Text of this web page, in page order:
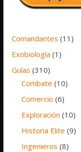
Comandantes (11)
Exobiología (1)
Guías (310)
Combate (10)
Comercio (6)
Exploración (10)
Historia Elite (9)
Ingenieros (8)